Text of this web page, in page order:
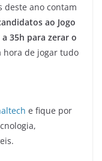
deste ano contam
ao Jogo
35h para zerar o
hora de jogar tudo
e fique por